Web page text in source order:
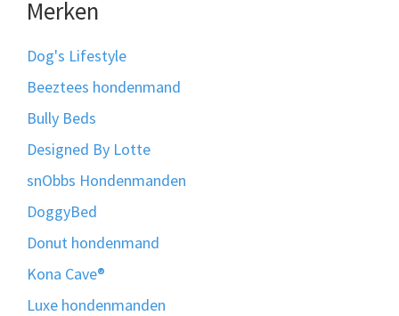
Merken
Dog's Lifestyle
Beeztees hondenmand
Bully Beds
Designed By Lotte
snObbs Hondenmanden
DoggyBed
Donut hondenmand
Kona Cave®
Luxe hondenmanden